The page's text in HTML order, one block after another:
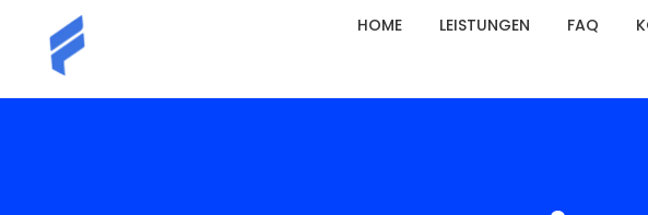
HOME LEISTUNGEN FAQ